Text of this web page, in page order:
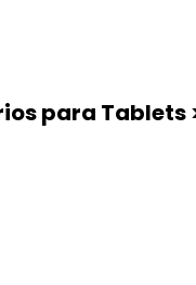
para Tablets